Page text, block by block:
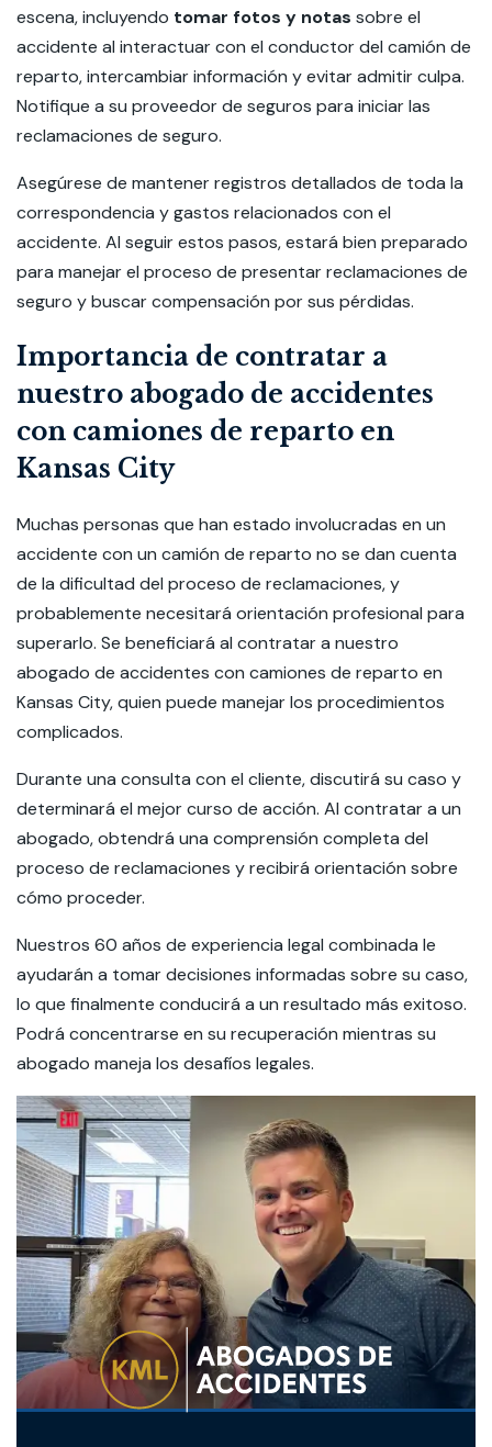
escena, incluyendo tomar fotos y notas sobre el
accidente al interactuar con el conductor del camión de
reparto, intercambiar información y evitar admitir culpa.
Notifique a su proveedor de seguros para iniciar las
reclamaciones de seguro.
Asegúrese de mantener registros detallados de toda la
correspondencia y gastos relacionados con el
accidente. Al seguir estos pasos, estará bien preparado
para manejar el proceso de presentar reclamaciones de
seguro y buscar compensación por sus pérdidas.
Importancia de contratar a
nuestro abogado de accidentes
con camiones de reparto en
Kansas City
Muchas personas que han estado involucradas en un
accidente con un camión de reparto no se dan cuenta
de la dificultad del proceso de reclamaciones, y
probablemente necesitará orientación profesional para
superarlo. Se beneficiará al contratar a nuestro
abogado de accidentes con camiones de reparto en
Kansas City, quien puede manejar los procedimientos
complicados.
Durante una consulta con el cliente, discutirá su caso y
determinará el mejor curso de acción. Al contratar a un
abogado, obtendrá una comprensión completa del
proceso de reclamaciones y recibirá orientación sobre
cómo proceder.
Nuestros 60 años de experiencia legal combinada le
ayudarán a tomar decisiones informadas sobre su caso,
lo que finalmente conducirá a un resultado más exitoso.
Podrá concentrarse en su recuperación mientras su
abogado maneja los desafíos legales.